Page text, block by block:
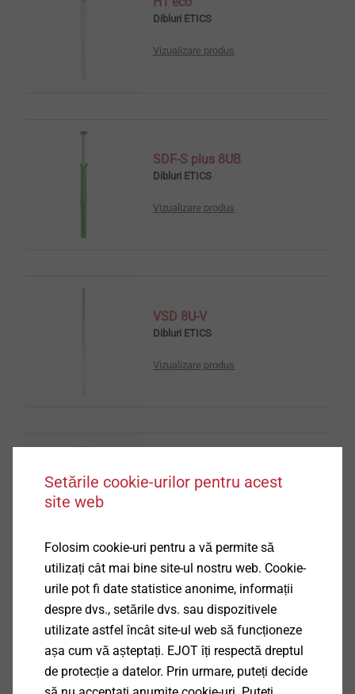
Dibluri ETICS
Vizualizare produs
SDF-S plus 8UB
Dibluri ETICS
Vizualizare produs
VSD 8U-V
Dibluri ETICS
Vizualizare produs
Diblu Iso-Spiral
Elemente de montaj pentru ETICS
SBL 140 plus
Scule și accesorii ETICS
Vizualizare produs
Setările cookie-urilor pentru acest
site web
Folosim cookie-uri pentru a vă permite să
utilizați cât mai bine site-ul nostru web. Cookie-
urile pot fi date statistice anonime, informații
despre dvs., setările dvs. sau dispozitivele
utilizate astfel încât site-ul web să funcționeze
așa cum vă așteptați. EJOT îți respectă dreptul
de protecție a datelor. Prin urmare, puteți decide